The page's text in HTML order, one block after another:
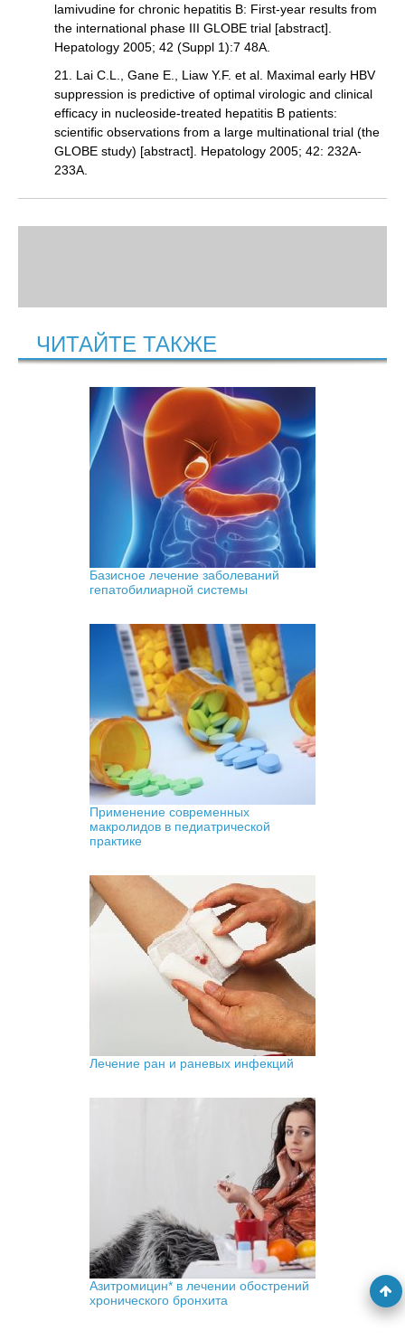
lamivudine for chronic hepatitis B: First-year results from
the international phase III GLOBE trial [abstract].
Hepatology 2005; 42 (Suppl 1):7 48A.
21. Lai C.L., Gane E., Liaw Y.F. et al. Maximal early HBV
suppression is predictive of optimal virologic and clinical
efficacy in nucleoside-treated hepatitis B patients:
scientific observations from a large multinational trial (the
GLOBE study) [abstract]. Hepatology 2005; 42: 232A-
233A.
ЧИТАЙТЕ ТАКЖЕ
Базисное лечение заболеваний
гепатобилиарной системы
Применение современных
макролидов в педиатрической
практике
Лечение ран и раневых инфекций
Азитромицин* в лечении обострений
хронического бронхита